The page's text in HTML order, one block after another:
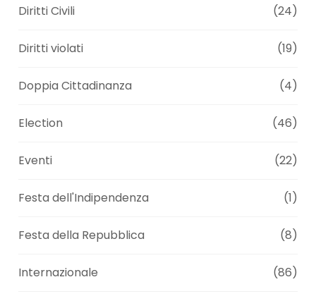
Diritti Civili (24)
Diritti violati (19)
Doppia Cittadinanza (4)
Election (46)
Eventi (22)
Festa dell'Indipendenza (1)
Festa della Repubblica (8)
Internazionale (86)